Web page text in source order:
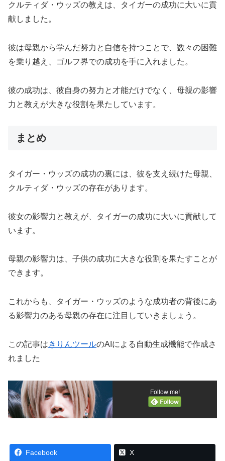
クルティダ・ウッズの教えは、タイガーの成功に大いに貢
献しました。
彼は母親から学んだ努力と自信を持つことで、数々の困難
を乗り越え、ゴルフ界での成功を手に入れました。
彼の成功は、彼自身の努力と才能だけでなく、母親の影響
力と教えが大きな役割を果たしています。
まとめ
タイガー・ウッズの成功の裏には、彼を支え続けた母親、
クルティダ・ウッズの存在があります。
彼女の影響力と教えが、タイガーの成功に大いに貢献して
います。
母親の影響力は、子供の成功に大きな役割を果たすことが
できます。
これからも、タイガー・ウッズのような成功者の背後にあ
る影響力のある母親の存在に注目していきましょう。
この記事はきりんツールのAIによる自動生成機能で作成さ
れました
Follow me!
Facebook X